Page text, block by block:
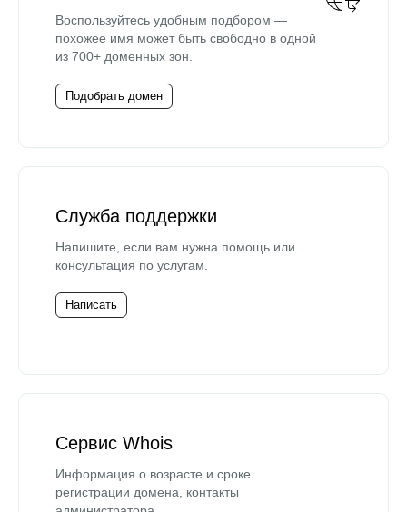
Воспользуйтесь удобным подбором —
похожее имя может быть свободно в одной
из 700+ доменных зон.
Подобрать домен
Служба поддержки
Напишите, если вам нужна помощь или
консультация по услугам.
Написать
Сервис Whois
Информация о возрасте и сроке
регистрации домена, контакты